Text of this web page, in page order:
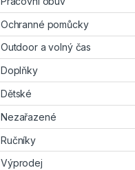
Ochranné pomůcky
Outdoor a volný čas
Doplňky
Dětské
Nezařazené
Ručníky
Výprodej